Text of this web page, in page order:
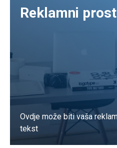
Reklamni
Ovdje može biti vaša
tekst